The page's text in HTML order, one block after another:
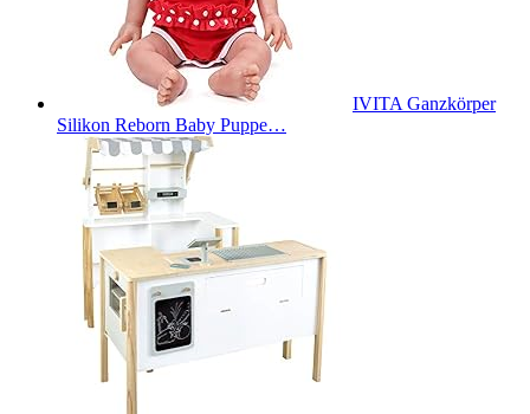
IVITA Ganzkörper
Silikon Reborn Baby Puppe…